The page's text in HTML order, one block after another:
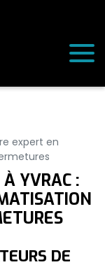
expert en
YVRAC :
DE